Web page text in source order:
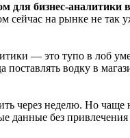
для бизнес-аналитики
на рынке не так
— это тупо в лоб
водку в
через неделю. Но
данные без